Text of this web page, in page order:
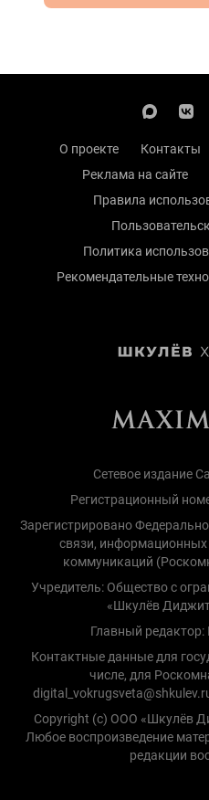
О проекте Контакты
Реклама на сайте
Правила
Политика
Рекомендательные
Сетевое издание
Регистрационный
Зарегистрировано
связи, информационных
коммуникаций
Учредитель: Общество с
«Шкулёв
Главный
Контактные данные для
числе, для
Copyright (с) ООО «Шкулёв
Любое воспроизведение
редакции